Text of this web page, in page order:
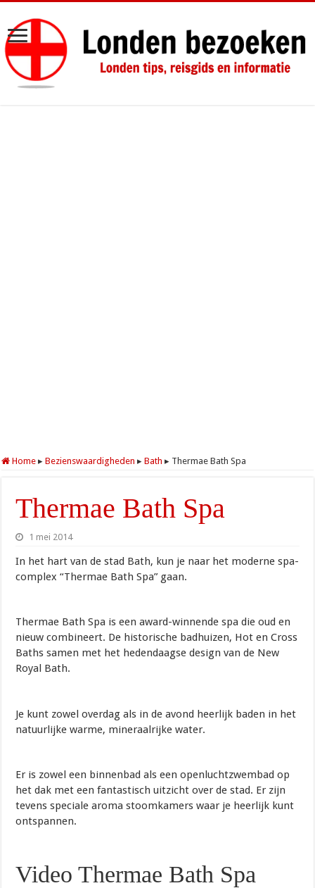
Home ▸ Bezienswaardigheden ▸ Bath ▸ Thermae Bath Spa
Thermae Bath Spa
1 mei 2014
In het hart van de stad Bath, kun je naar het moderne spa-
complex “Thermae Bath Spa” gaan.
Thermae Bath Spa is een award-winnende spa die oud en
nieuw combineert. De historische badhuizen, Hot en Cross
Baths samen met het hedendaagse design van de New
Royal Bath.
Je kunt zowel overdag als in de avond heerlijk baden in het
natuurlijke warme, mineraalrijke water.
Er is zowel een binnenbad als een openluchtzwembad op
het dak met een fantastisch uitzicht over de stad. Er zijn
tevens speciale aroma stoomkamers waar je heerlijk kunt
ontspannen.
Video Thermae Bath Spa